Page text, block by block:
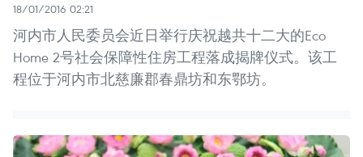
18/01/2016 02:21
河内市人民委员会近日举行庆祝越共十二大的Eco
Home 2号社会保障性住房工程落成揭牌仪式。该工
程位于河内市北慈廉郡春鼎坊和东鄂坊。